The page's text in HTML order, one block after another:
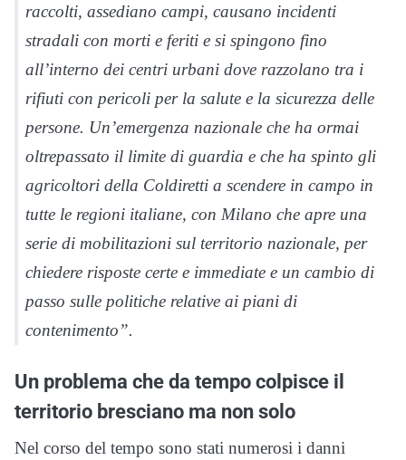
raccolti, assediano campi, causano incidenti
stradali con morti e feriti e si spingono fino
all’interno dei centri urbani dove razzolano tra i
rifiuti con pericoli per la salute e la sicurezza delle
persone. Un’emergenza nazionale che ha ormai
oltrepassato il limite di guardia e che ha spinto gli
agricoltori della Coldiretti a scendere in campo in
tutte le regioni italiane, con Milano che apre una
serie di mobilitazioni sul territorio nazionale, per
chiedere risposte certe e immediate e un cambio di
passo sulle politiche relative ai piani di
contenimento”.
Un problema che da tempo colpisce il
territorio bresciano ma non solo
Nel corso del tempo sono stati numerosi i danni